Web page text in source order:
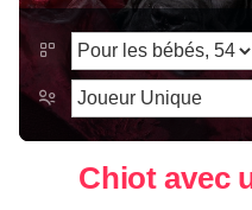
Chiot avec